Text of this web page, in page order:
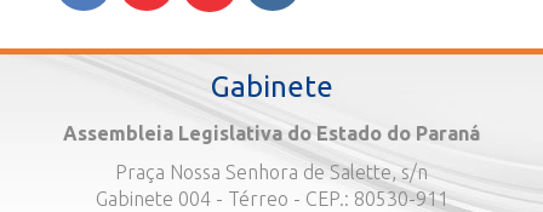
Gabinete
Assembleia Legislativa do Estado do Paraná
Praça Nossa Senhora de Salette, s/n
Gabinete 004 - Térreo - CEP.: 80530-911